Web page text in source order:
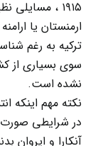
۱۹۱۵ ،
ارمنستان یا
سوی بسیاری از
نشده است.
نکته مهم اینکه
در شرایطی
آنکارا و ایروان